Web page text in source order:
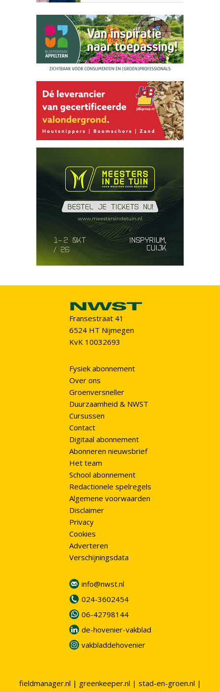
Fransestraat 41
6524 HT Nijmegen
KvK 10032693
Fysiek abonnement
Over ons
Groenversneller
Duurzaamheid & NWST
Cursussen
Contact
Digitaal abonnement
Abonneren nieuwsbrief
Het team
School abonnement
Redactionele spelregels
Algemene voorwaarden
Disclaimer
Privacy
Cookies
Adverteren
Verschijningsdata
info@nwst.nl
024-3602454
06-42798144
de-hovenier-vakblad
vakbladdehovenier
fieldmanager.nl | greenkeeper.nl | stad-en-groen.nl |